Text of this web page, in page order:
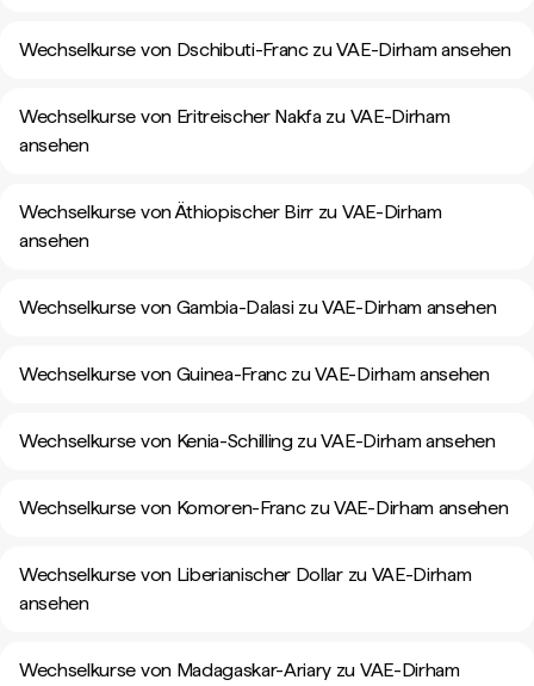
Wechselkurse von Dschibuti-Franc zu VAE-Dirham ansehen
Wechselkurse von Eritreischer Nakfa zu VAE-Dirham
ansehen
Wechselkurse von Äthiopischer Birr zu VAE-Dirham
ansehen
Wechselkurse von Gambia-Dalasi zu VAE-Dirham ansehen
Wechselkurse von Guinea-Franc zu VAE-Dirham ansehen
Wechselkurse von Kenia-Schilling zu VAE-Dirham ansehen
Wechselkurse von Komoren-Franc zu VAE-Dirham ansehen
Wechselkurse von Liberianischer Dollar zu VAE-Dirham
ansehen
Wechselkurse von Madagaskar-Ariary zu VAE-Dirham